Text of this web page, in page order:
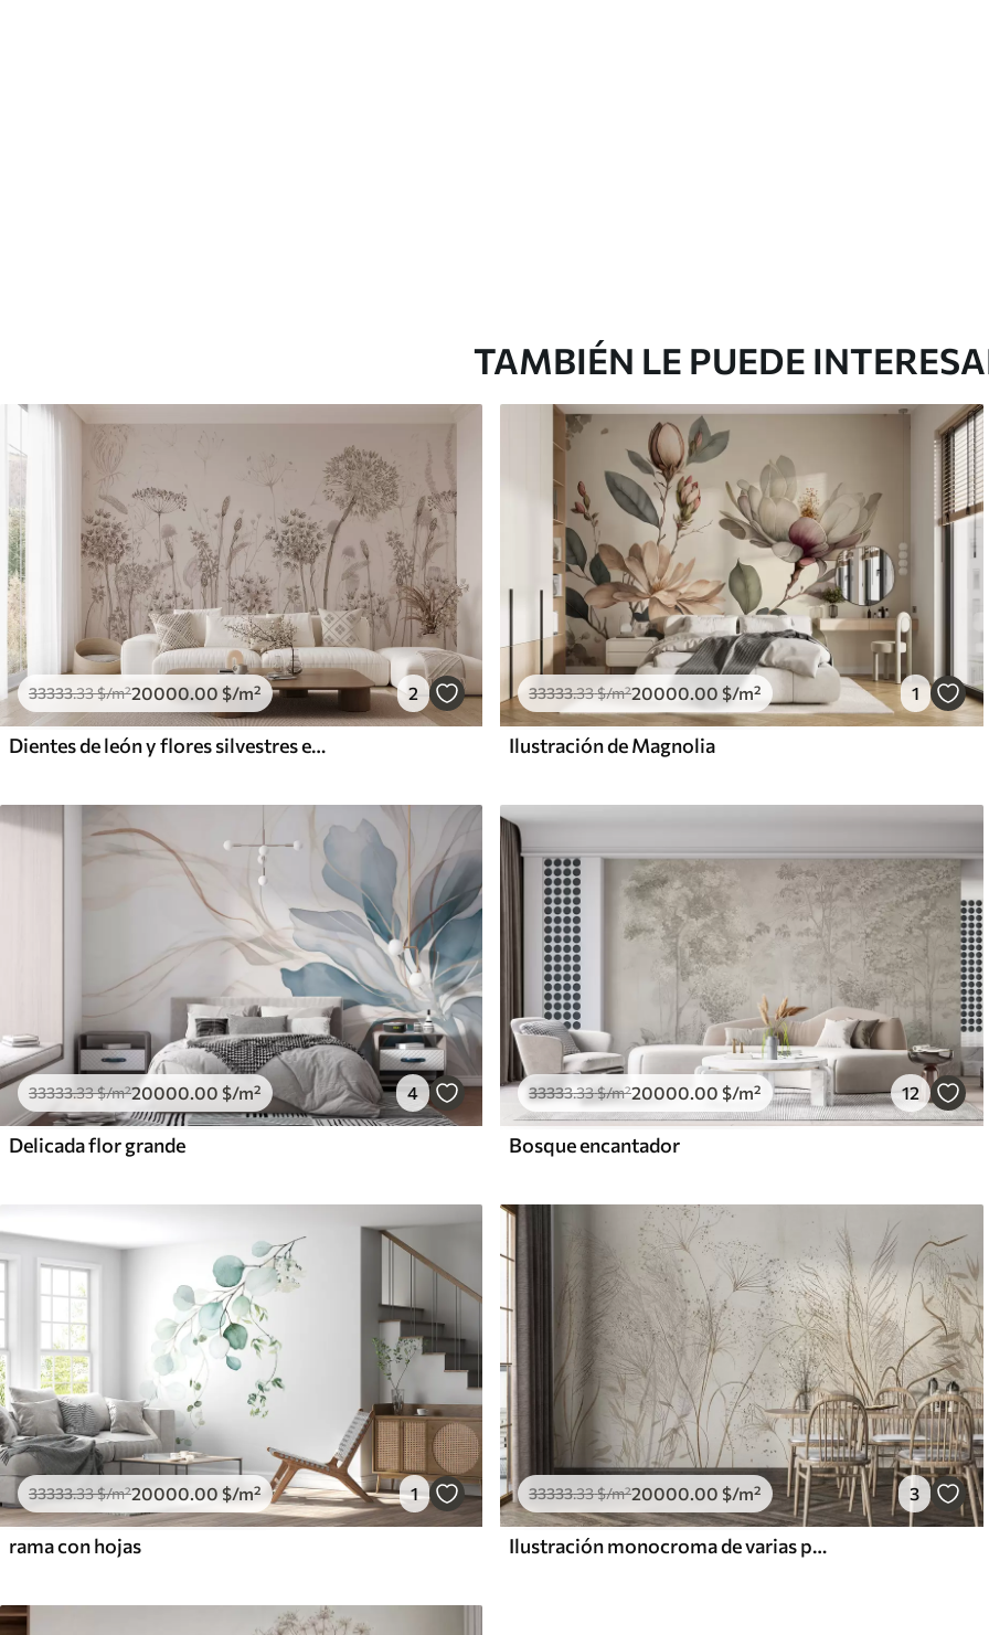
TAMBIÉN LE PUEDE
33333.33$/m²20000.00 $/m² 2
Dientes de león y flores silvestres en estilo acuarela
33333.33$/m²20000 .00 $/m² 1
Ilustración de Magnolia
33333.33$/m²20000.00 $/m² 4
Delicada flor grande
33333.33$/m²20000.00 $/m² 12
Bosque encantador
33333.33$/m²20000 .00 $/m² 1
rama con hojas
33333.33$/m²20000 .00 $/m² 3
Ilustración monocroma de varias plantas y espiguillas de color beige con líneas y texturas delicadas y tenues